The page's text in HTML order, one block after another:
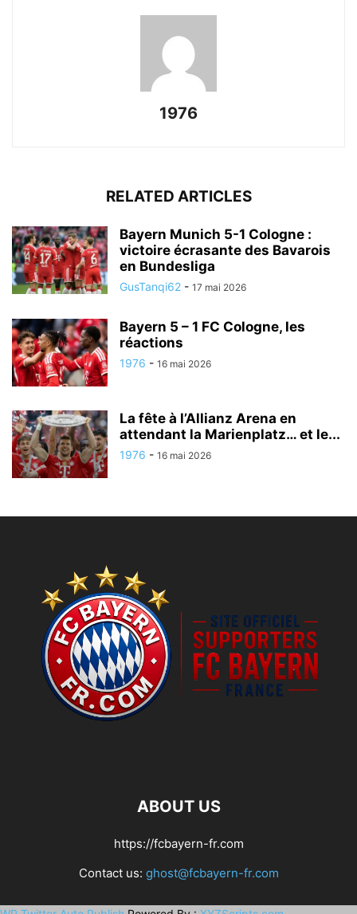
1976
RELATED ARTICLES
Bayern Munich 5-1 Cologne :
victoire écrasante des Bavarois
en Bundesliga
GusTanqi62 - 17 mai 2026
Bayern 5 – 1 FC Cologne, les
réactions
1976 - 16 mai 2026
La fête à l’Allianz Arena en
attendant la Marienplatz… et le...
1976 - 16 mai 2026
ABOUT US
https://fcbayern-fr.com
Contact us: ghost@fcbayern-fr.com